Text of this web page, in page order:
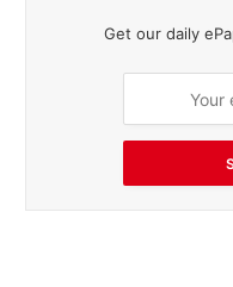
Get our daily